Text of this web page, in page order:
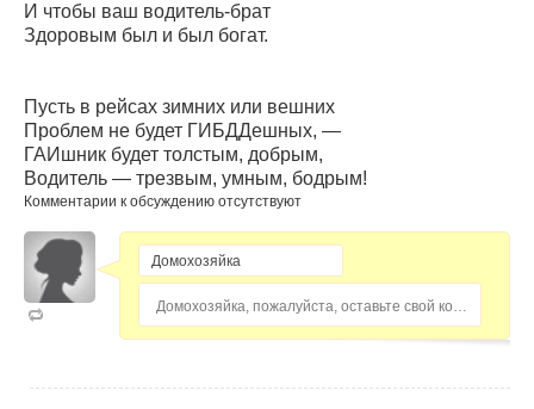
И чтобы ваш водитель-брат
Здоровым был и был богат.
Пусть в рейсах зимних или вешних
Проблем не будет ГИБДДешных, —
ГАИшник будет толстым, добрым,
Водитель — трезвым, умным, бодрым!
Комментарии к обсуждению отсутствуют
Домохозяйка, пожалуйста, оставьте свой комментарий...